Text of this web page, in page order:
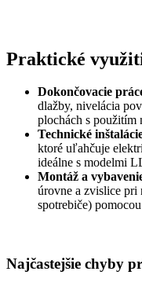
Praktické
Dokončovacie
dlažby, nivelácia
plochách s
Technické
ktoré uľahčuje
ideálne s modelmi
Montáž a
úrovne a zvislice pri
spotrebiče)
Najčastejšie chyby